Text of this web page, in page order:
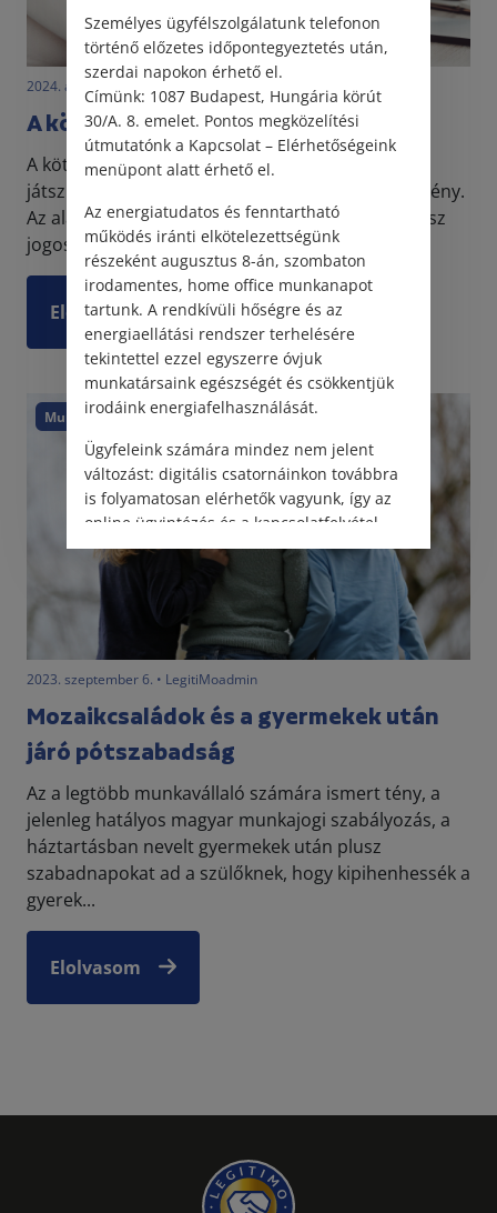
2024. április 30. • dr. Szalai Krisztina
A kötelesrész rendeltetése
A kötelesrész, mint jogintézmény öröklés esetén
játszik jelentős szerepet, mint egyfajta kötelmi igény.
Az alábbiakban kiderül, pontosan kik a kötelesrész
jogosultjai, mekkora annak mértéke, mi a r...
Elolvasom
Munkajog
2023. szeptember 6. • LegitiMoadmin
Mozaikcsaládok és a gyermekek után
járó pótszabadság
Az a legtöbb munkavállaló számára ismert tény, a
jelenleg hatályos magyar munkajogi szabályozás, a
háztartásban nevelt gyermekek után plusz
szabadnapokat ad a szülőknek, hogy kipihenhessék a
gyerek...
Elolvasom
Személyes ügyfélszolgálatunk telefonon
történő előzetes időpontegyeztetés után,
szerdai napokon érhető el.
Címünk: 1087 Budapest, Hungária körút
30/A. 8. emelet. Pontos megközelítési
útmutatónk a Kapcsolat – Elérhetőségeink
menüpont alatt érhető el.
Az energiatudatos és fenntartható
működés iránti elkötelezettségünk
részeként augusztus 8-án, szombaton
irodamentes, home office munkanapot
tartunk. A rendkívüli hőségre és az
energiaellátási rendszer terhelésére
tekintettel ezzel egyszerre óvjuk
munkatársaink egészségét és csökkentjük
irodáink energiafelhasználását.
Ügyfeleink számára mindez nem jelent
változást: digitális csatornáinkon továbbra
is folyamatosan elérhetők vagyunk, így az
online ügyintézés és a kapcsolatfelvétel
változatlanul biztosított.